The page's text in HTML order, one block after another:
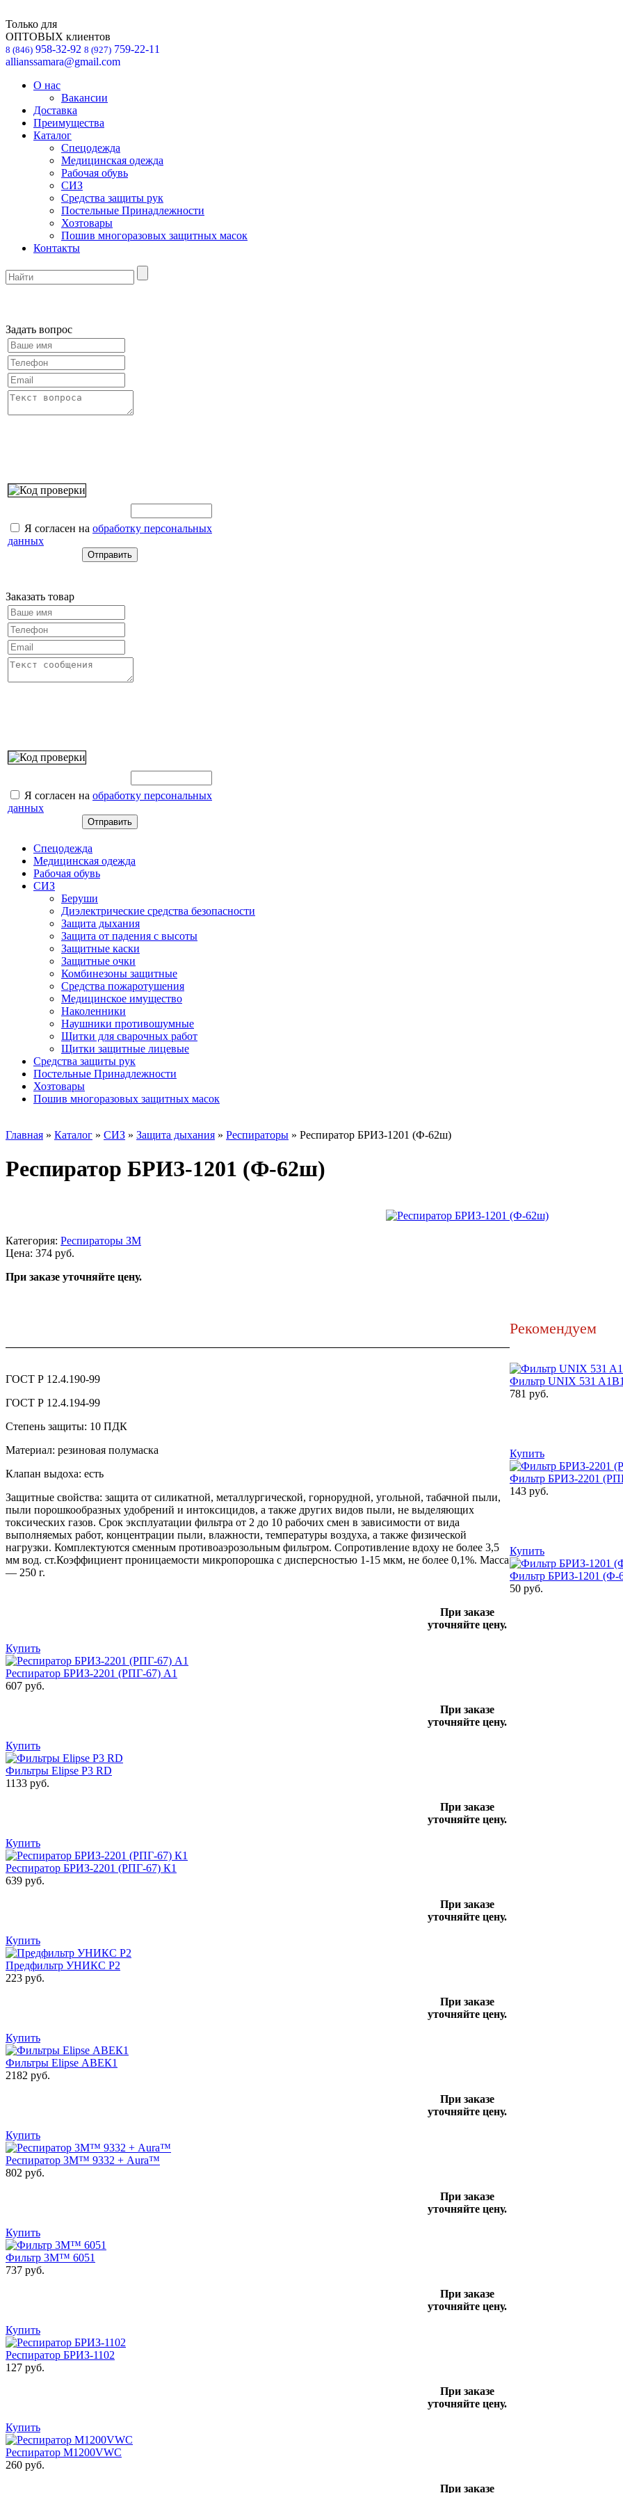
Только для
ОПТОВЫХ клиентов
8 (846) 958-32-92 8 (927) 759-22-11
allianssamara@gmail.com
О нас
Вакансии
Доставка
Преимущества
Каталог
Спецодежда
Медицинская одежда
Рабочая обувь
СИЗ
Средства защиты рук
Постельные Принадлежности
Хозтовары
Пошив многоразовых защитных масок
Контакты
Задать вопрос
Я согласен на обработку персональных
данных
Заказать товар
Я согласен на обработку персональных
данных
Спецодежда
Медицинская одежда
Рабочая обувь
СИЗ
Беруши
Диэлектрические средства безопасности
Защита дыхания
Защита от падения с высоты
Защитные каски
Защитные очки
Комбинезоны защитные
Средства пожаротушения
Медицинское имущество
Наколенники
Наушники противошумные
Щитки для сварочных работ
Щитки защитные лицевые
Средства защиты рук
Постельные Принадлежности
Хозтовары
Пошив многоразовых защитных масок
Главная » Каталог » СИЗ » Защита дыхания » Респираторы » Респиратор БРИЗ-1201 (Ф-62ш)
Респиратор БРИЗ-1201 (Ф-62ш)
Категория: Респираторы ЗМ
Цена: 374 руб.
При заказе уточняйте цену.
ГОСТ Р 12.4.190-99
ГОСТ Р 12.4.194-99
Степень защиты: 10 ПДК
Материал: резиновая полумаска
Клапан выдоха: есть
Защитные свойства: защита от силикатной, металлургической, горнорудной, угольной, табачной пыли,
пыли порошкообразных удобрений и интоксицидов, а также других видов пыли, не выделяющих
токсических газов. Срок эксплуатации фильтра от 2 до 10 рабочих смен в зависимости от вида
выполняемых работ, концентрации пыли, влажности, температуры воздуха, а также физической
нагрузки. Комплектуются сменным противоаэрозольным фильтром. Сопротивление вдоху не более 3,5
мм вод. ст.Коэффициент проницаемости микропорошка с дисперсностью 1-15 мкм, не более 0,1%. Масса
— 250 г.
Рекомендуем
Фильтр UNIX 531
781 руб.
Купить
Фильтр БРИЗ-2201
143 руб.
Купить
Фильтр БРИЗ-1201 (Ф-
50 руб.
При заказе
уточняйте цену.
Купить
Респиратор БРИЗ-2201 (РПГ-67) А1
607 руб.
При заказе
уточняйте цену.
Купить
Фильтры Elipse P3 RD
1133 руб.
При заказе
уточняйте цену.
Купить
Респиратор БРИЗ-2201 (РПГ-67) К1
639 руб.
При заказе
уточняйте цену.
Купить
Предфильтр УНИКС Р2
223 руб.
При заказе
уточняйте цену.
Купить
Фильтры Elipse АВЕК1
2182 руб.
При заказе
уточняйте цену.
Купить
Респиратор 3М™ 9332 + Aura™
802 руб.
При заказе
уточняйте цену.
Купить
Фильтр 3М™ 6051
737 руб.
При заказе
уточняйте цену.
Купить
Респиратор БРИЗ-1102
127 руб.
При заказе
уточняйте цену.
Купить
Респиратор M1200VWC
260 руб.
При заказе